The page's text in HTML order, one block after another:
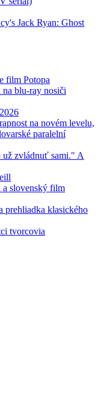
Jack Ryan: Ghost
film Potopa
blu-ray nosiči
na novém levelu,
paralelní
už zvládnuť sami." A
slovenský film
prehliadka klasického
tvorcovia